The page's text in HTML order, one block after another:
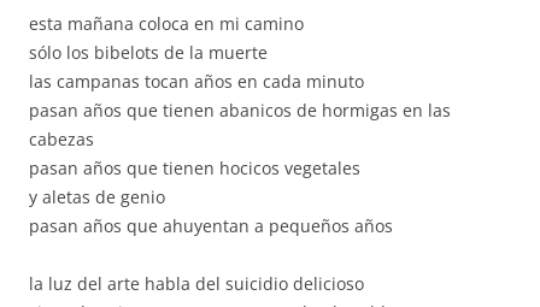
esta mañana coloca en mi camino
sólo los bibelots de la muerte
las campanas tocan años en cada minuto
pasan años que tienen abanicos de hormigas en las
cabezas
pasan años que tienen hocicos vegetales
y aletas de genio
pasan años que ahuyentan a pequeños años
la luz del arte habla del suicidio delicioso